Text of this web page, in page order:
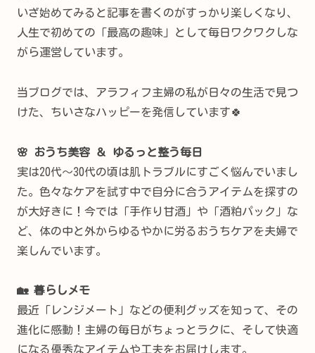
いざ始めてみると記事を書くのがすっかり楽しくなり、
人生で初めての「最高の趣味」として毎日ワクワクしな
がら運営しています。
当ブログでは、アラフィフ主婦の私が日々の生活で見つ
けた、ちいさなハッピーを発信しています🍀
🌸 おうち美容 ＆ ゆるっと整う毎日
実は20代〜30代の頃は肌トラブルにすごく悩んでいまし
た。色々なケアを試す中で自分に合うアイテムを探すの
が大好きに！今では「手作り甘酒」や「酒粕パック」な
ど、体の中と外からゆるやかに労るおうちケアを夫婦で
楽しんでいます。
🏡 暮らしメモ
最近「レンジメート」などの便利グッズを知って、その
進化に感動！主婦の毎日がちょっとラクに、そして快適
になる優秀なアイテムや工夫をお届けします。